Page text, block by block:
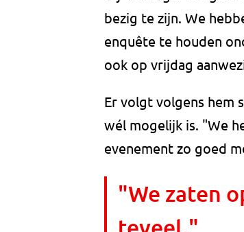
bezig te zijn. We
enquête te houden
ook op vrijdag
Er volgt volgens hem
wél mogelijk is. "We
evenement zo goed
"We zaten